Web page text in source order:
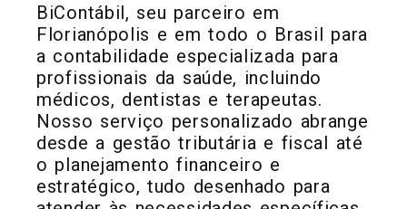
BiContábil, seu parceiro em
Florianópolis e em todo o Brasil para
a contabilidade especializada para
profissionais da saúde, incluindo
médicos, dentistas e terapeutas.
Nosso serviço personalizado abrange
desde a gestão tributária e fiscal até
o planejamento financeiro e
estratégico, tudo desenhado para